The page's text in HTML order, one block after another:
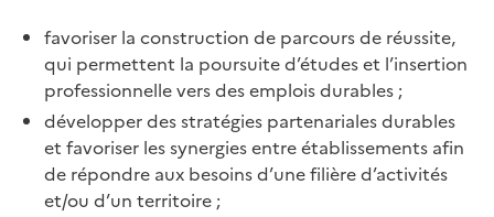
favoriser la construction de parcours de réussite,
qui permettent la poursuite d’études et l’insertion
professionnelle vers des emplois durables ;
développer des stratégies partenariales durables
et favoriser les synergies entre établissements afin
de répondre aux besoins d’une filière d’activités
et/ou d’un territoire ;